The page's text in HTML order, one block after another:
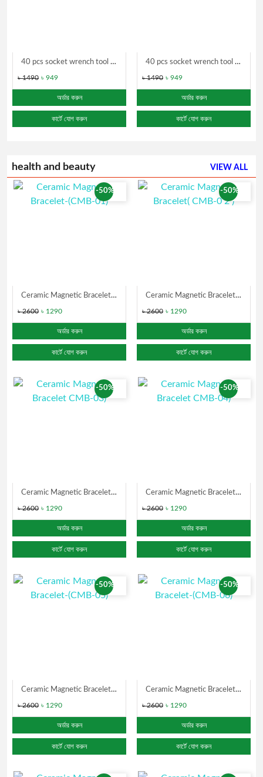
40 pcs socket wrench tool kit
৳ 1490 ৳ 949
অর্ডার করুন
কার্টে যোগ করুন
40 pcs socket wrench tool kit
৳ 1490 ৳ 949
অর্ডার করুন
কার্টে যোগ করুন
health and beauty VIEW ALL
-50%
Ceramic Magnetic Bracelet-(CMB-01)
৳ 2600 ৳ 1290
অর্ডার করুন
কার্টে যোগ করুন
-50%
Ceramic Magnetic Bracelet( CMB-0 2 )
৳ 2600 ৳ 1290
অর্ডার করুন
কার্টে যোগ করুন
-50%
Ceramic Magnetic Bracelet CMB-03)
৳ 2600 ৳ 1290
অর্ডার করুন
কার্টে যোগ করুন
-50%
Ceramic Magnetic Bracelet CMB-04)
৳ 2600 ৳ 1290
অর্ডার করুন
কার্টে যোগ করুন
-50%
Ceramic Magnetic Bracelet-(CMB-05)
৳ 2600 ৳ 1290
অর্ডার করুন
কার্টে যোগ করুন
-50%
Ceramic Magnetic Bracelet-(CMB-06)
৳ 2600 ৳ 1290
অর্ডার করুন
কার্টে যোগ করুন